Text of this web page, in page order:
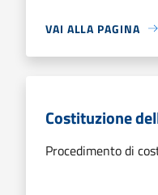
VAI ALLA PAGINA
Costituzione
Procedimento di